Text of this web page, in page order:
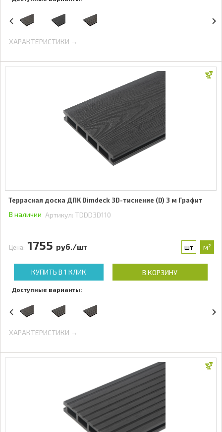
ХАРАКТЕРИСТИКИ →
Террасная доска ДПК Dimdeck 3D-тиснение (D) 3 м Графит
В наличии Артикул: TDDD3D110
Цена: 1755 руб./шт шт м²
КУПИТЬ В 1 КЛИК В КОРЗИНУ
Доступные варианты:
ХАРАКТЕРИСТИКИ →